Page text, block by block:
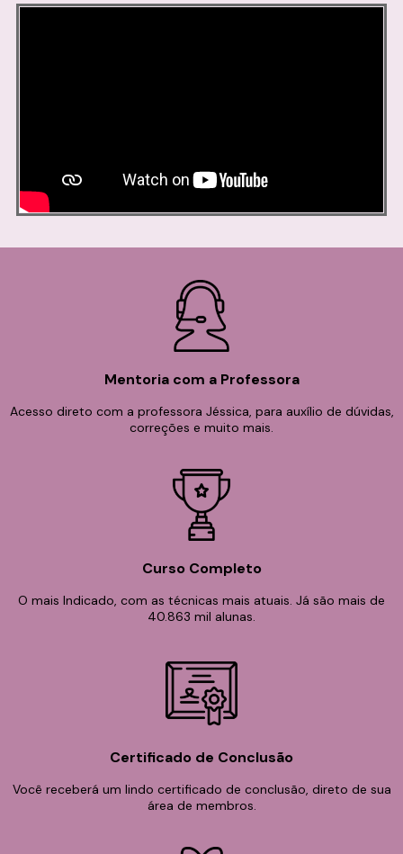
Mentoria com a Professora
Acesso direto com a professora Jéssica, para auxílio de dúvidas,
correções e muito mais.
Curso Completo
O mais Indicado, com as técnicas mais atuais. Já são mais de
40.863 mil alunas.
Certificado de Conclusão
Você receberá um lindo certificado de conclusão, direto de sua
área de membros.